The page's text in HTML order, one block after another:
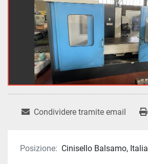
Condividere tramite email
Posizione: Cinisello Balsamo, Italia